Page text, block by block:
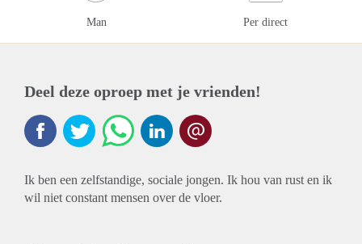
Man Per direct
Deel deze oproep met je vrienden!
Ik ben een zelfstandige, sociale jongen. Ik hou van rust en ik
wil niet constant mensen over de vloer.